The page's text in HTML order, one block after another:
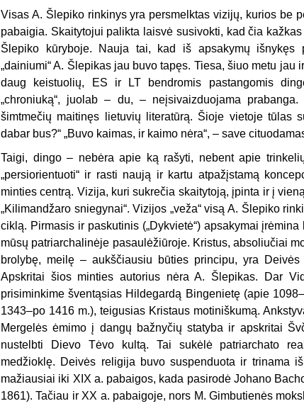
Visas A. Šlepiko rinkinys yra persmelktas vizijų, kurios be
pabaigia. Skaitytojui palikta laisvė susivokti, kad čia
Šlepiko kūryboje. Nauja tai, kad iš apsakymų išnykęs
„dainiumi“ A. Šlepikas jau buvo tapęs. Tiesa, šiuo metu
daug keistuolių, ES ir LT bendromis pastangomis
„chroniuką“, juolab – du, – neįsivaizduojama
šimtmečių maitinęs lietuvių literatūrą. Šioje vietoje tūlas
dabar bus?“ „Buvo kaimas, ir kaimo nėra“, – save
Taigi, dingo – nebėra apie ką rašyti, nebent apie
„persiorientuoti“ ir rasti naują ir kartu atpažįstamą
minties centrą. Vizija, kuri sukrečia skaitytoją, įpinta ir į
„Kilimandžaro sniegynai“. Vizijos „veža“ visą A. Šlepiko
ciklą. Pirmasis ir paskutinis („Dykvietė“) apsakymai
mūsų patriarchalinėje pasaulėžiūroje. Kristus, absoliučiai
brolybę, meilę – aukščiausiu būties principu, yra Deivės
Apskritai šios minties autorius nėra A. Šlepikas. Dar
prisiminkime šventąsias Hildegardą Bingenietę (apie
1343–po 1416 m.), teigusias Kristaus motiniškumą.
Mergelės ėmimo į dangų bažnyčių statyba ir apskritai
nustelbti Dievo Tėvo kultą. Tai sukėlė patriarchato
medžioklę. Deivės religija buvo suspenduota ir trinama
mažiausiai iki XIX a. pabaigos, kada pasirodė Johano
1861). Tačiau ir XX a. pabaigoje, nors M. Gimbutienės